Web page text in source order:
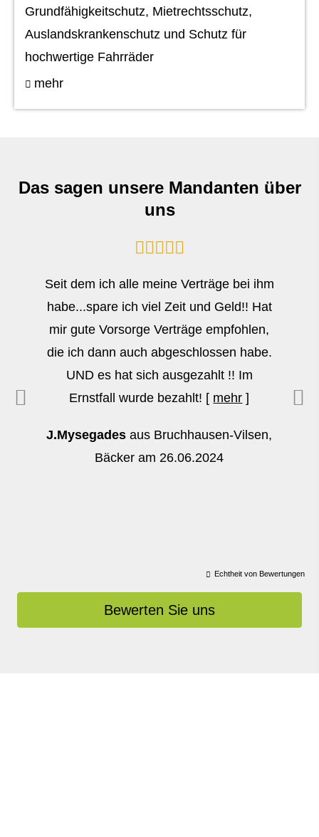
Grundfähigkeitschutz, Mietrechtsschutz,
Auslandskrankenschutz und Schutz für
hochwertige Fahrräder
mehr
Das sagen unsere Mandanten über
uns
Seit dem ich alle meine Verträge bei ihm
habe...spare ich viel Zeit und Geld!! Hat
mir gute Vorsorge Verträge empfohlen,
die ich dann auch abgeschlossen habe.
UND es hat sich ausgezahlt !! Im
Ernstfall wurde bezahlt! [ mehr ]
J.Mysegades aus Bruchhausen-Vilsen,
Bäcker am 26.06.2024
Echtheit von Bewertungen
Bewerten Sie uns